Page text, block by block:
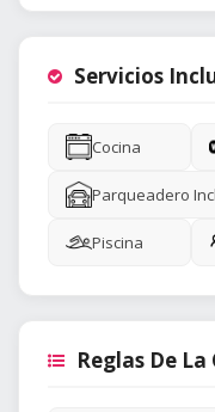
Servicios
Cocina
Parqueadero
Piscina
Reglas De La